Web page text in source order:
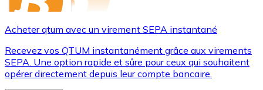
Acheter qtum avec un virement SEPA instantané
Recevez vos QTUM instantanément grâce aux virements
SEPA. Une option rapide et sûre pour ceux qui souhaitent
opérer directement depuis leur compte bancaire.